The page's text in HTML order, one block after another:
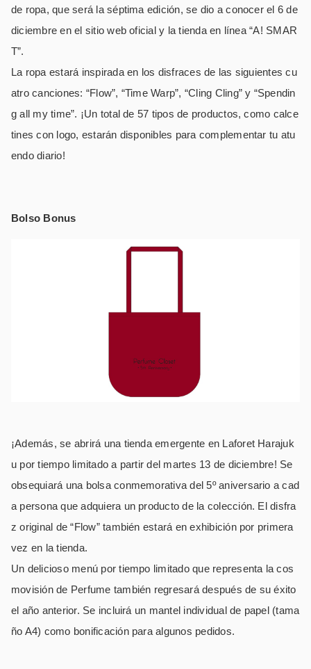
de ropa, que será la séptima edición, se dio a conocer el 6 de
diciembre en el sitio web oficial y la tienda en línea “A! SMAR
T”.
La ropa estará inspirada en los disfraces de las siguientes cu
atro canciones: “Flow”, “Time Warp”, “Cling Cling” y “Spendin
g all my time”. ¡Un total de 57 tipos de productos, como calce
tines con logo, estarán disponibles para complementar tu atu
endo diario!
Bolso Bonus
¡Además, se abrirá una tienda emergente en Laforet Harajuk
u por tiempo limitado a partir del martes 13 de diciembre! Se
obsequiará una bolsa conmemorativa del 5º aniversario a cad
a persona que adquiera un producto de la colección. El disfra
z original de “Flow” también estará en exhibición por primera
vez en la tienda.
Un delicioso menú por tiempo limitado que representa la cos
movisión de Perfume también regresará después de su éxito
el año anterior. Se incluirá un mantel individual de papel (tama
ño A4) como bonificación para algunos pedidos.